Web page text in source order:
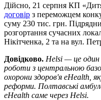
Дійсно, 21 серпня КП
договір з переможцем
суму 230 тис. грн.
розгортання сучасних
Нікітченка, 2 та на вул.
Довідково. Helsi — це один
роботи з центральною
охорони здоров'я eHealth,
реформи. Полтавські
eHealth саме через Helsi.